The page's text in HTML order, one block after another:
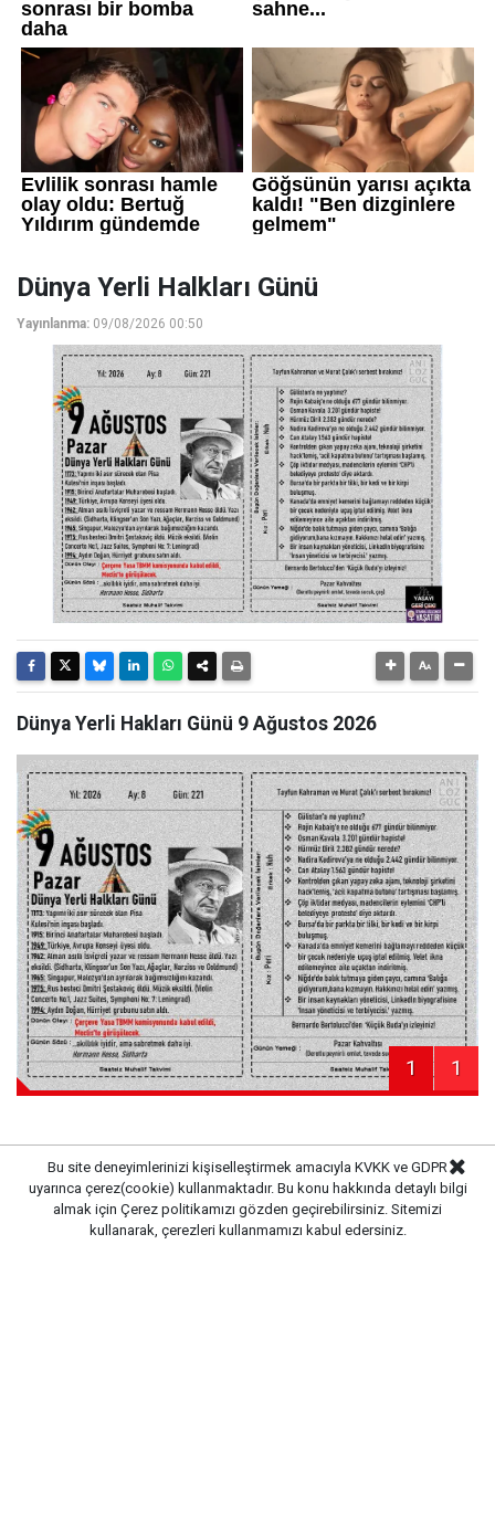
Dünya Yerli Halkları Günü
Yayınlanma: 09/08/2026 00:50
Dünya Yerli Hakları Günü 9 Ağustos 2026
1 1
Kaynak: Haber Merkezi
Bu site deneyimlerinizi kişiselleştirmek amacıyla KVKK ve GDPR
uyarınca çerez(cookie) kullanmaktadır. Bu konu hakkında detaylı bilgi
almak için Çerez politikamızı gözden geçirebilirsiniz. Sitemizi
kullanarak, çerezleri kullanmamızı kabul edersiniz.